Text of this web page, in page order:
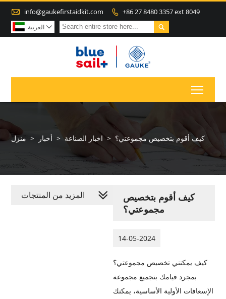
 info@gaukefirstaidkit.com  +86 27 8480 3357 ext 8049
 العربية 
منزل > أخبار > اخبار الصناعة > كيف أقوم بتخصيص مجموعتي؟
كيف أقوم بتخصيص
مجموعتي؟
14-05-2024
كيف يمكنني تخصيص مجموعتي؟
بمجرد قيامك بتجميع مجموعة
الإسعافات الأولية الأساسية، يمكنك
المزيد من المنتجات